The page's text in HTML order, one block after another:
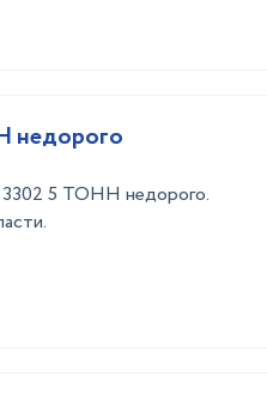
недорого
3302 5 ТОНН недорого.